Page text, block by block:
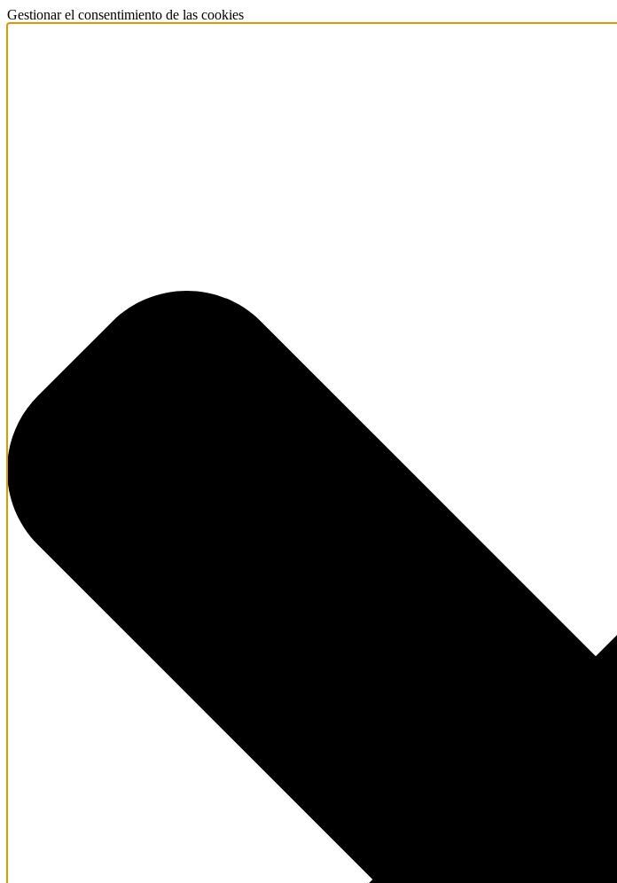
Gestionar el consentimiento de las cookies